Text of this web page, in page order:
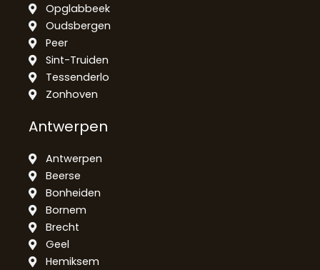
Opglabbeek
Oudsbergen
Peer
Sint-Truiden
Tessenderlo
Zonhoven
Antwerpen
Antwerpen
Beerse
Bonheiden
Bornem
Brecht
Geel
Hemiksem